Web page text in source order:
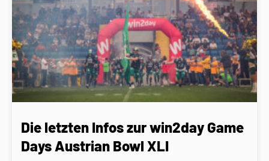
Die letzten Infos zur win2day Game
Days Austrian Bowl XLI